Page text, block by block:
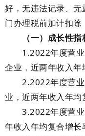
好，无违法记录、
门办理税前加计扣除
（一）成长性指
1.2022年度营业
企业，近两年收入年
2.2022年度营业
业，近两年收入年
3.2022年度营业
年收入年均复合增长